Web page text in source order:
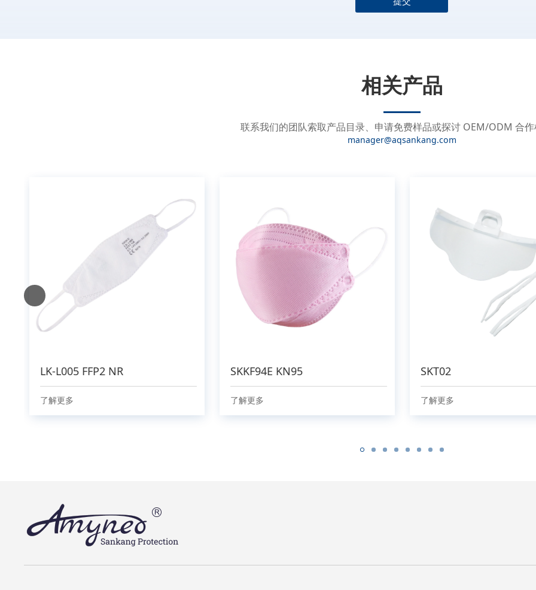
相关产品
联系我们的团队索取产品目录、申请免费样品或探讨 OEM/ODM 合
manager@aqsankang.com
LK-L005 FFP2 NR
了解更多
SKKF94E KN95
了解更多
SKT02
了解更多